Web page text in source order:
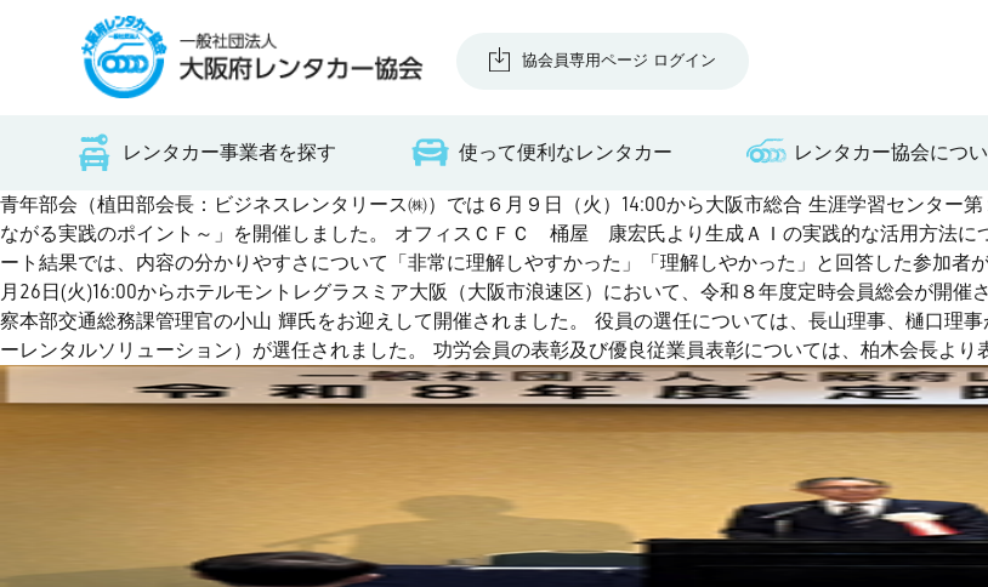
協会員専用ページ ログイン
レンタカー事業者を探す 使って便利なレンタカー レンタカー協会につ
青年部会（植田部会長：ビジネスレンタリース㈱）では６月９日（火）14:00から大阪市総合 生涯学習センター
ながる実践のポイント～」を開催しました。 オフィスＣＦＣ 桶屋 康宏氏より生成ＡＩの実践的な活用方法に
ート結果では、内容の分かりやすさについて「非常に理解しやすかった」「理解しやかった」と回答した参加
月26日(火)16:00からホテルモントレグラスミア大阪（大阪市浪速区）において、令和８年度定時会員総会が開
察本部交通総務課管理官の小山 輝氏をお迎えして開催されました。 役員の選任については、長山理事、樋口理
ーレンタルソリューション）が選任されました。 功労会員の表彰及び優良従業員表彰については、柏木会長より